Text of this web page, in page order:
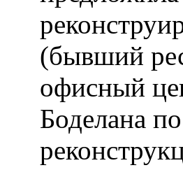
(бывший
офисный
Боделана